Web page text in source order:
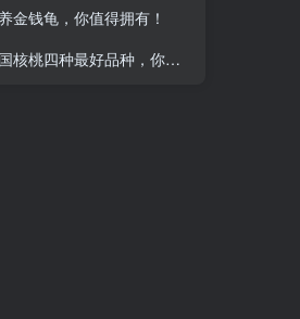
金钱龟，你值得拥有！
四种最好品种，你绝对想不到！
金钱龟，你值得拥有！
四种最好品种，你绝对想不到！